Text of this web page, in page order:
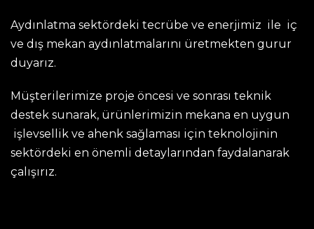
Aydınlatma sektördeki tecrübe ve enerjimiz ile iç
ve dış mekan aydınlatmalarını üretmekten gurur
duyarız.
Müşterilerimize proje öncesi ve sonrası teknik
destek sunarak, ürünlerimizin mekana en uygun
işlevsellik ve ahenk sağlaması için teknolojinin
sektördeki en önemli detaylarından faydalanarak
çalışırız.